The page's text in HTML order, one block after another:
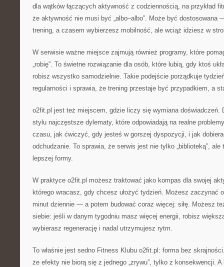
dla wątków łączących aktywność z codziennością, na przykład
że aktywność nie musi być „albo–albo”. Może być
trening, a czasem wybierzesz mobilność, ale wciąż idziesz w
W serwisie ważne miejsce zajmują również programy, które
„robię”. To świetne rozwiązanie dla osób, które lubią, gdy ktoś
robisz wszystko samodzielnie. Takie podejście porządkuje
regularności i sprawia, że trening przestaje być przypadkiem, a
o2fit.pl jest też miejscem, gdzie liczy się wymiana doświadczeń.
stylu najczęstsze dylematy, które odpowiadają na realne
czasu, jak ćwiczyć, gdy jesteś w gorszej dyspozycji, i jak
odchudzanie. To sprawia, że serwis jest nie tylko „biblioteką”, ale
lepszej formy.
W praktyce o2fit.pl możesz traktować jako kompas dla swojej
którego wracasz, gdy chcesz ułożyć tydzień. Możesz zaczynać
minut dziennie — a potem budować coraz więcej: siłę. Możesz
siebie: jeśli w danym tygodniu masz więcej energii, robisz
wybierasz regenerację i nadal utrzymujesz rytm.
To właśnie jest sedno Fitness Klubu o2fit.pl: forma bez
że efekty nie biorą się z jednego „zrywu”, tylko z konsekwencji.